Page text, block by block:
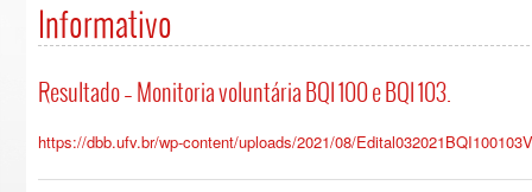
Informativo
Resultado – Monitoria voluntária BQI 100 e BQI 103.
https://dbb.ufv.br/wp-content/uploads/2021/08/